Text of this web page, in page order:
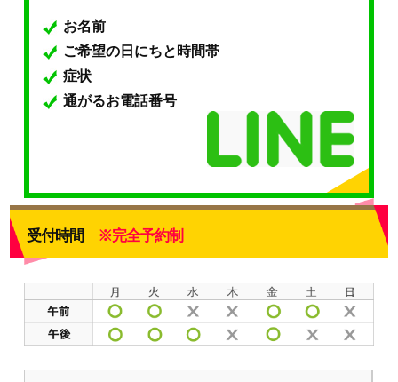
お名前
ご希望の日にちと時間帯
症状
通がるお電話番号
受付時間 ※完全予約制